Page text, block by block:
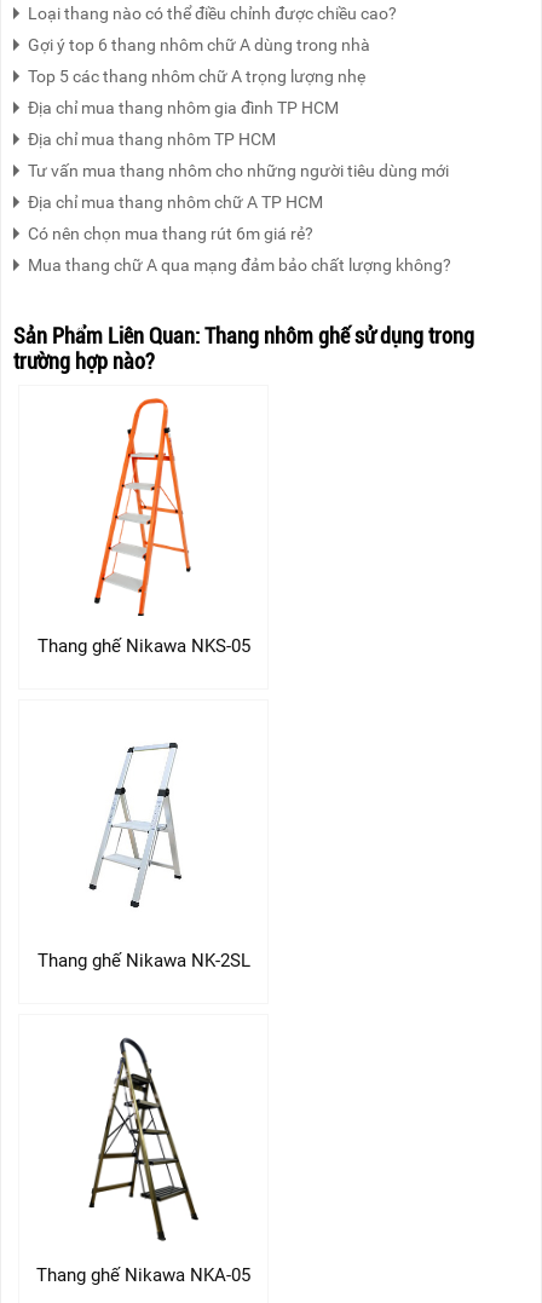
Loại thang nào có thể điều chỉnh được chiều cao?
Gợi ý top 6 thang nhôm chữ A dùng trong nhà
Top 5 các thang nhôm chữ A trọng lượng nhẹ
Địa chỉ mua thang nhôm gia đình TP HCM
Địa chỉ mua thang nhôm TP HCM
Tư vấn mua thang nhôm cho những người tiêu dùng mới
Địa chỉ mua thang nhôm chữ A TP HCM
Có nên chọn mua thang rút 6m giá rẻ?
Mua thang chữ A qua mạng đảm bảo chất lượng không?
Sản Phẩm Liên Quan:Thang nhôm ghế sử dụng trong
trường hợp nào?
Thang ghế Nikawa NKS-05
Thang ghế Nikawa NK-2SL
Thang ghế Nikawa NKA-05